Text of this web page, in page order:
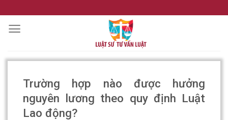
to
content
Trường hợp nào được hưởng
nguyên lương theo quy định Luật
Lao động?